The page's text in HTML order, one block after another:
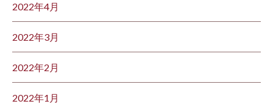
2022年4月
2022年3月
2022年2月
2022年1月